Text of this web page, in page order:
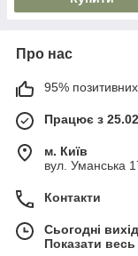
Про нас
95% позитивних
Працює з
м. Київ
вул. Уманська
Контакти
Сьогодні
Показати